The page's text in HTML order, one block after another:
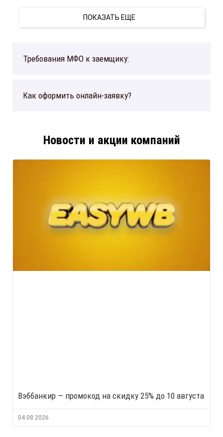
ПОКАЗАТЬ ЕЩЕ
Требования МФО к заемщику:
Как оформить онлайн-заявку?
Новости и акции компаний
Вэббанкир — промокод на скидку 25% до 10 августа
04.08.2026